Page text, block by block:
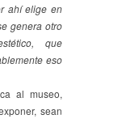
ahí elige en
genera otro
que
eso
al museo,
sean